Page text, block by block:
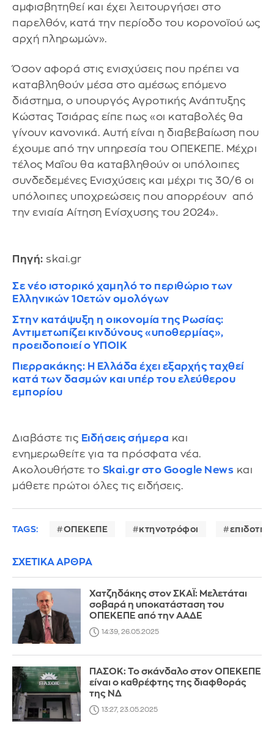
αμφισβητηθεί και έχει λειτουργήσει στο
παρελθόν, κατά την περίοδο του κορονοϊού ως
αρχή πληρωμών».
Όσον αφορά στις ενισχύσεις που πρέπει να
καταβληθούν μέσα στο αμέσως επόμενο
διάστημα, ο υπουργός Αγροτικής Ανάπτυξης
Κώστας Τσιάρας είπε πως «οι καταβολές θα
γίνουν κανονικά. Αυτή είναι η διαβεβαίωση που
έχουμε από την υπηρεσία του ΟΠΕΚΕΠΕ. Μέχρι
τέλος Μαΐου θα καταβληθούν οι υπόλοιπες
συνδεδεμένες Ενισχύσεις και μέχρι τις 30/6 οι
υπόλοιπες υποχρεώσεις που απορρέουν από
την ενιαία Αίτηση Ενίσχυσης του 2024».
Πηγή: skai.gr
Σε νέο ιστορικό χαμηλό το περιθώριο των
Ελληνικών 10ετών ομολόγων
Στην κατάψυξη η οικονομία της Ρωσίας:
Αντιμετωπίζει κινδύνους «υποθερμίας»,
προειδοποιεί ο ΥΠΟΙΚ
Πιερρακάκης: Η Ελλάδα έχει εξαρχής ταχθεί
κατά των δασμών και υπέρ του ελεύθερου
εμπορίου
Διαβάστε τις Ειδήσεις σήμερα και
ενημερωθείτε για τα πρόσφατα νέα.
Ακολουθήστε το Skai.gr στο Google News και
μάθετε πρώτοι όλες τις ειδήσεις.
TAGS: ΟΠΕΚΕΠΕ κτηνοτρόφοι
ΣΧΕΤΙΚΑ ΑΡΘΡΑ
Χατζηδάκης στον ΣΚΑΪ: Μελετάται
σοβαρά η υποκατάσταση του
ΟΠΕΚΕΠΕ από την ΑΑΔΕ
14:39, 26.05.2025
ΠΑΣΟΚ: Το σκάνδαλο στον ΟΠΕΚΕΠΕ
είναι ο καθρέφτης της διαφθοράς
της ΝΔ
13:27, 23.05.2025